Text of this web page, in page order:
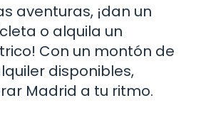
aventuras, ¡dan un
o alquila un
Con un montón de
disponibles,
Madrid a tu ritmo.